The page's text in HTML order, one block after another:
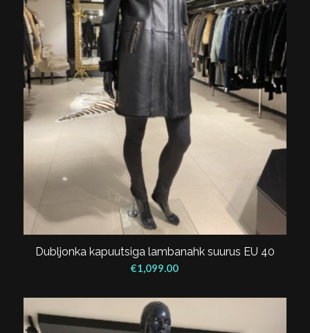
Dubljonka kapuutsiga lambanahk suurus EU 40
€1,099.00